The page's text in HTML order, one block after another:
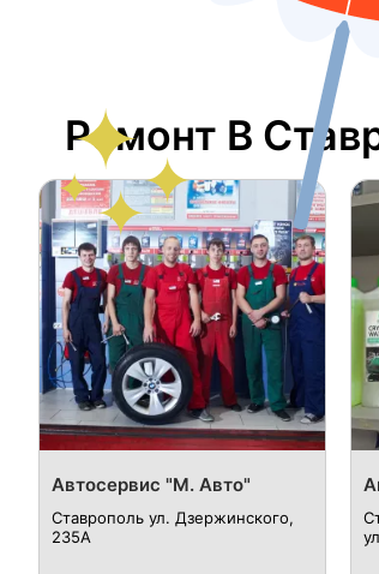
Ремонт В
Автосервис "М. Авто"
Ставрополь ул. Дзержинского,
235А